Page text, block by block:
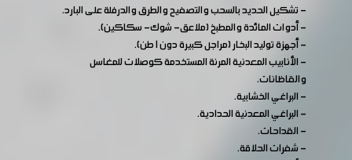
- تشكيل الحديد بالسحب والتصفيح والطرق والدرفلة على البارد.
- أدوات المائدة والمطبخ (ملاعق- شوك- سكاكين).
- أجهزة توليد البخار (مراجل كبيرة دون 1 طن).
- الأنابيب المعدنية المرنة المستخدمة كوصلات للمغاسل
والقاظانات.
- البراغي الخشابية.
- البراغي المعدنية الحدادية.
- القداحات.
- شفرات الحلاقة.